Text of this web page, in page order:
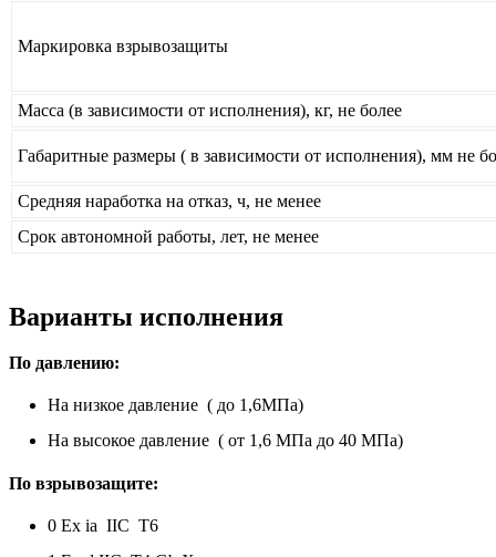
Маркировка взрывозащиты
Масса (в зависимости от исполнения), кг, не более
Габаритные размеры ( в зависимости от исполнения), мм не
Средняя наработка на отказ, ч, не менее
Срок автономной работы, лет, не менее
Варианты исполнения
По давлению:
На низкое давление ( до 1,6МПа)
На высокое давление ( от 1,6 МПа до 40 МПа)
По взрывозащите:
0 Ex ia IIC T6